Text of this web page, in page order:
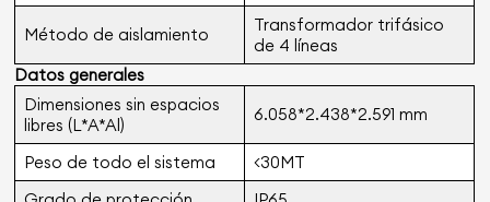
Método de aislamiento
Transformador trifásico
de 4 líneas
Datos generales
Dimensiones sin espacios
libres (L*A*Al)
6.058*2.438*2.591 mm
Peso de todo el sistema
<30MT